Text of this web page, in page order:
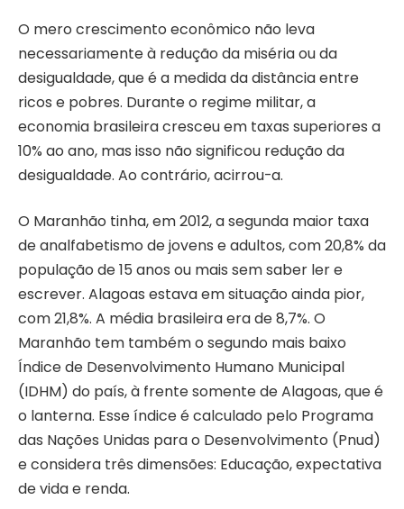
O mero crescimento econômico não leva
necessariamente à redução da miséria ou da
desigualdade, que é a medida da distância entre
ricos e pobres. Durante o regime militar, a
economia brasileira cresceu em taxas superiores a
10% ao ano, mas isso não significou redução da
desigualdade. Ao contrário, acirrou-a.
O Maranhão tinha, em 2012, a segunda maior taxa
de analfabetismo de jovens e adultos, com 20,8% da
população de 15 anos ou mais sem saber ler e
escrever. Alagoas estava em situação ainda pior,
com 21,8%. A média brasileira era de 8,7%. O
Maranhão tem também o segundo mais baixo
Índice de Desenvolvimento Humano Municipal
(IDHM) do país, à frente somente de Alagoas, que é
o lanterna. Esse índice é calculado pelo Programa
das Nações Unidas para o Desenvolvimento (Pnud)
e considera três dimensões: Educação, expectativa
de vida e renda.